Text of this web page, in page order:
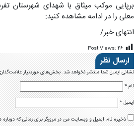
معلی را در ادامه مشاهده کنید:
انتهای خبر/
Post Views: ۴۶
ارسال نظر
نشانی ایمیل شما منتشر نخواهد شد.بخش‌های موردنیاز
نام*
ایمیل*
ذخیره نام، ایمیل و وبسایت من در مرورگر برای زمانی که